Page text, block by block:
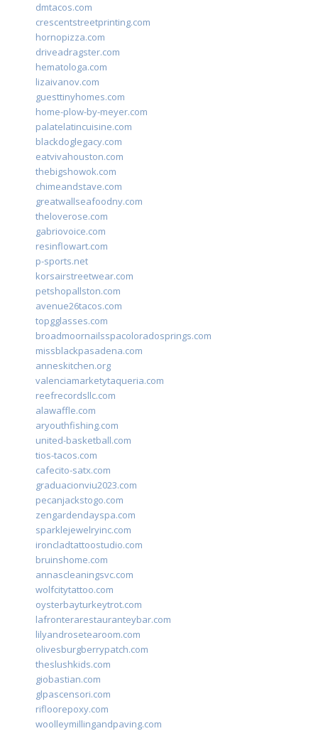
dmtacos.com
crescentstreetprinting.com
hornopizza.com
driveadragster.com
hematologa.com
lizaivanov.com
guesttinyhomes.com
home-plow-by-meyer.com
palatelatincuisine.com
blackdoglegacy.com
eatvivahouston.com
thebigshowok.com
chimeandstave.com
greatwallseafoodny.com
theloverose.com
gabriovoice.com
resinflowart.com
p-sports.net
korsairstreetwear.com
petshopallston.com
avenue26tacos.com
topgglasses.com
broadmoornailsspacoloradosprings.com
missblackpasadena.com
anneskitchen.org
valenciamarketytaqueria.com
reefrecordsllc.com
alawaffle.com
aryouthfishing.com
united-basketball.com
tios-tacos.com
cafecito-satx.com
graduacionviu2023.com
pecanjackstogo.com
zengardendayspa.com
sparklejewelryinc.com
ironcladtattoostudio.com
bruinshome.com
annascleaningsvc.com
wolfcitytattoo.com
oysterbayturkeytrot.com
lafronterarestauranteybar.com
lilyandrosetearoom.com
olivesburgberrypatch.com
theslushkids.com
giobastian.com
glpascensori.com
rifloorepoxy.com
woolleymillingandpaving.com